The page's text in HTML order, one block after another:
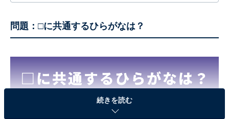
問題：□に共通するひらがなは？
続きを読む